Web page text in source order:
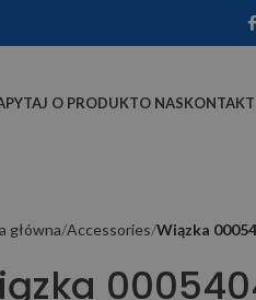
O PRODUKTO NASKONTAKT
główna Accessories Wiązka